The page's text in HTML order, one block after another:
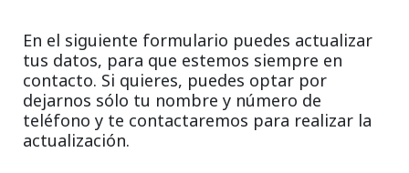
En el siguiente formulario puedes actualizar
tus datos, para que estemos siempre en
contacto. Si quieres, puedes optar por
dejarnos sólo tu nombre y número de
teléfono y te contactaremos para realizar la
actualización.